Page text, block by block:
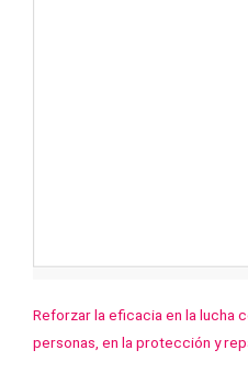
Reforzar la eficacia en la lucha
personas, en la protección y